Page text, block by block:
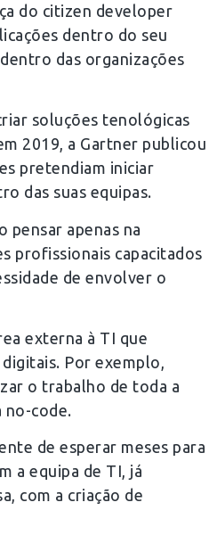
do citizen developer
dentro do seu
das organizações
soluções tenológicas
2019, a Gartner publicou
pretendiam iniciar
das suas equipas.
pensar apenas na
profissionais capacitados
de envolver o
externa à TI que
Por exemplo,
o trabalho de toda a
no-code.
de esperar meses para
a equipa de TI, já
com a criação de